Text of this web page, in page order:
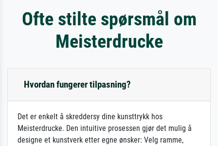
Ofte stilte spørsmål om
Meisterdrucke
Hvordan fungerer tilpasning?
Det er enkelt å skreddersy dine kunsttrykk hos
Meisterdrucke. Den intuitive prosessen gjør det mulig å
designe et kunstverk etter egne ønsker: Velg ramme,